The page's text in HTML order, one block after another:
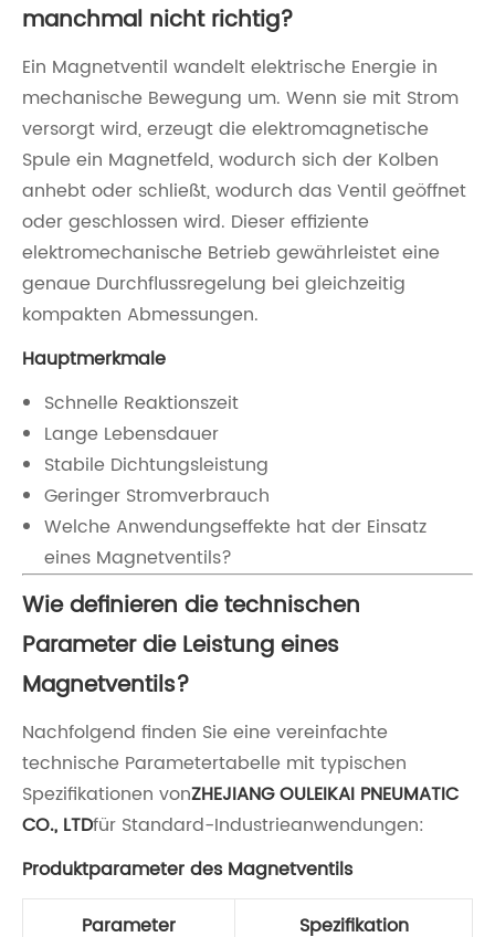
manchmal nicht richtig?
Ein Magnetventil wandelt elektrische Energie in
mechanische Bewegung um. Wenn sie mit Strom
versorgt wird, erzeugt die elektromagnetische
Spule ein Magnetfeld, wodurch sich der Kolben
anhebt oder schließt, wodurch das Ventil geöffnet
oder geschlossen wird. Dieser effiziente
elektromechanische Betrieb gewährleistet eine
genaue Durchflussregelung bei gleichzeitig
kompakten Abmessungen.
Hauptmerkmale
Schnelle Reaktionszeit
Lange Lebensdauer
Stabile Dichtungsleistung
Geringer Stromverbrauch
Welche Anwendungseffekte hat der Einsatz
eines Magnetventils?
Wie definieren die technischen
Parameter die Leistung eines
Magnetventils?
Nachfolgend finden Sie eine vereinfachte
technische Parametertabelle mit typischen
Spezifikationen vonZHEJIANG OULEIKAI PNEUMATIC
CO., LTDfür Standard-Industrieanwendungen:
Produktparameter des Magnetventils
Parameter
Spezifikation